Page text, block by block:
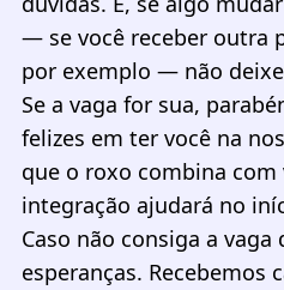
— se você receber outra
por exemplo — não deixe
Se a vaga for sua,
felizes em ter você na
que o roxo combina com
integração ajudará no
Caso não consiga a vaga
esperanças. Recebemos